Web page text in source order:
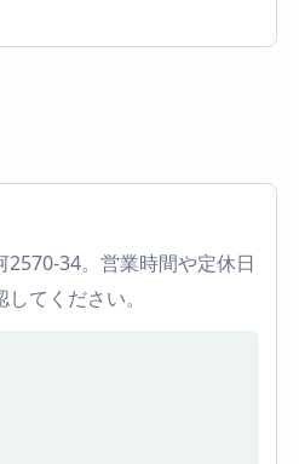
34。営業時間や定休日
てください。